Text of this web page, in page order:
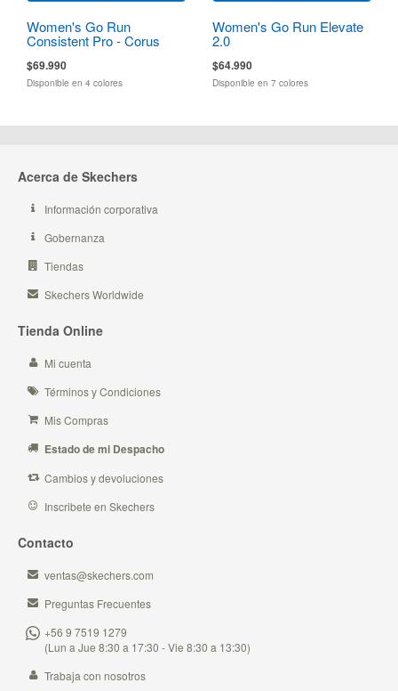
Women's Go Run
Consistent Pro - Corus
$69.990
Disponible en 4 colores
Women's Go Run Elevate
2.0
$64.990
Disponible en 7 colores
Acerca de Skechers
Información corporativa
Gobernanza
Tiendas
Skechers Worldwide
Tienda Online
Mi cuenta
Términos y Condiciones
Mis Compras
Estado de mi Despacho
Cambios y devoluciones
Inscribete en Skechers
Contacto
ventas@skechers.com
Preguntas Frecuentes
+56 9 7519 1279
(Lun a Jue 8:30 a 17:30 - Vie 8:30 a 13:30)
Trabaja con nosotros